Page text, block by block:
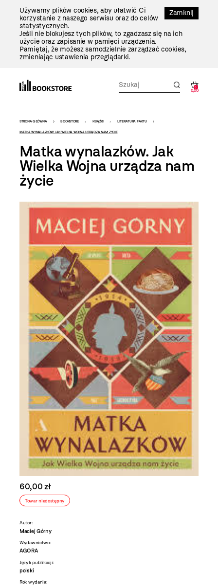
Zamknij
Używamy plików cookies, aby ułatwić Ci
korzystanie z naszego serwisu oraz do celów
statystycznych.
Jeśli nie blokujesz tych plików, to zgadzasz się na ich
użycie oraz zapisanie w pamięci urządzenia.
Pamiętaj, że możesz samodzielnie zarządzać cookies,
zmieniając ustawienia przeglądarki.
0
0,00
Bookstore
-
szablon
szczegóły
STRONA GŁÓWNA BOOKSTORE KSIĄŻKI LITERATURA FAKTU
MATKA WYNALAZKÓW. JAK WIELKA WOJNA URZĄDZA NAM ŻYCIE
Matka wynalazków. Jak
Wielka Wojna urządza nam
życie
60,00 zł
Towar niedostępny
Autor:
Maciej Górny
Wydawnictwo:
AGORA
Język publikacji:
polski
Rok wydania: